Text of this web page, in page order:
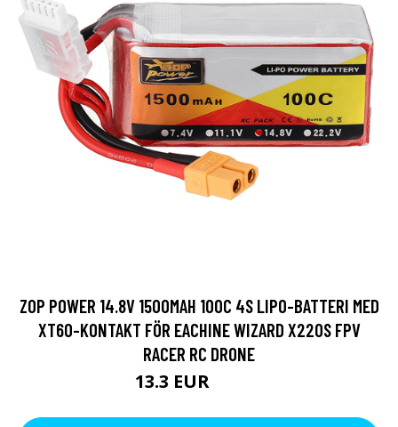
ZOP POWER 14.8V 1500MAH 100C 4S LIPO-BATTERI MED
XT60-KONTAKT FÖR EACHINE WIZARD X220S FPV
RACER RC DRONE
13.3 EUR